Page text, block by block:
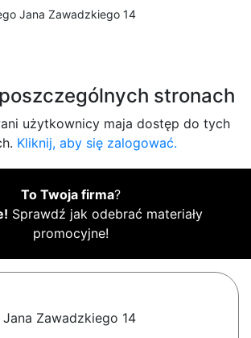
Jana Zawadzkiego 14
stronach
użytkownicy maja dostęp do tych
Kliknij, aby się zalogować.
To Twoja firma?
Sprawdź jak odebrać materiały
promocyjne!
Zawadzkiego 14